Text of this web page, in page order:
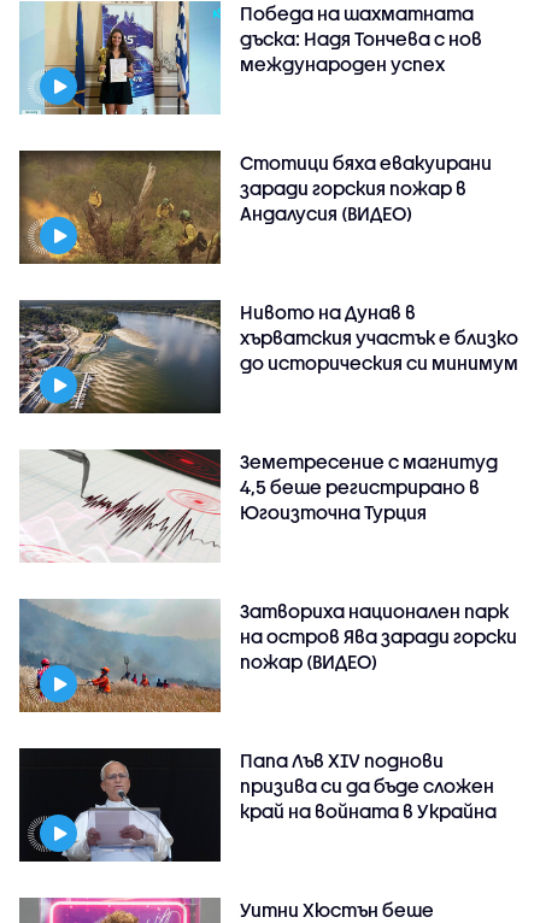
Победа на шахматната
дъска: Надя Тончева с нов
международен успех
Стотици бяха евакуирани
заради горския пожар в
Андалусия (ВИДЕО)
Нивото на Дунав в
хърватския участък е близко
до историческия си минимум
Земетресение с магнитуд
4,5 беше регистрирано в
Югоизточна Турция
Затвориха национален парк
на остров Ява заради горски
пожар (ВИДЕО)
Папа Лъв XIV поднови
призива си да бъде сложен
край на войната в Украйна
Уитни Хюстън беше